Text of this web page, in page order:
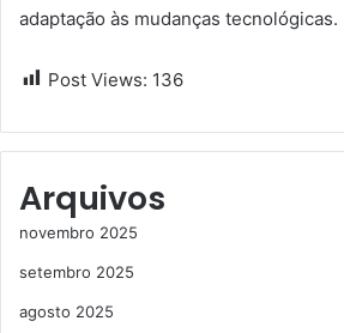
adaptação às mudanças tecnológicas.
Post Views: 136
Arquivos
novembro 2025
setembro 2025
agosto 2025